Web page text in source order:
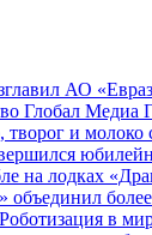
АО
Глобал Медиа
и молоко
на лодках
Роботизация в